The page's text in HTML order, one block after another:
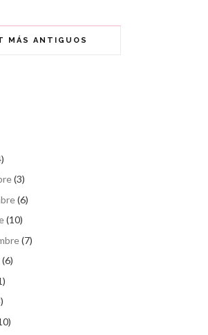
MÁS ANTIGUOS
(3)
(6)
(10)
(7)
(6)